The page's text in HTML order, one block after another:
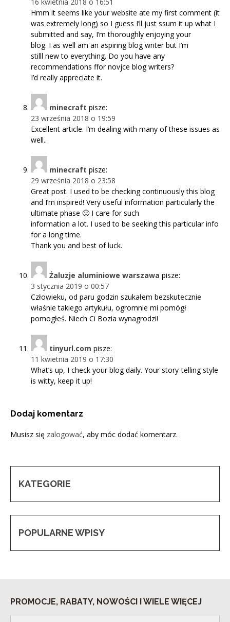
16 kwietnia 2018 o 16:51
Hmm it seems like your website ate my first comment (it
was extremely long) so I guess I’ll just ssum it up what I
submitted and say, I’m thoroughly enjoying your
blog. I as well am an aspiring blog writer but I’m
stilll new to everything. Do you have any
recommendations ffor novjce blog writers?
I’d really appreciate it.
minecraft pisze:
23 września 2018 o 19:59
Excellent article. I’m dealing with many of these issues as
well..
minecraft pisze:
29 września 2018 o 23:58
Great post. I used to be checking continuously this blog
and I’m inspired! Very useful information particularly the
ultimate phase 🙂 I care for such
information a lot. I used to be seeking this particular info
for a long time.
Thank you and best of luck.
Żaluzje aluminiowe warszawa pisze:
3 stycznia 2019 o 00:57
Człowieku, od paru godzin szukałem bezskutecznie
właśnie takiego artykułu, ogromnie mi pomógł
pomogłeś. Niech Ci Bozia wynagrodzi!
tinyurl.com pisze:
11 kwietnia 2019 o 17:30
What’s up, I check your blog daily. Your story-telling style
is witty, keep it up!
Dodaj komentarz
Musisz się zalogować, aby móc dodać komentarz.
KATEGORIE
POPULARNE WPISY
PROMOCJE, RABATY, NOWOŚCI I WIELE WIĘCEJ